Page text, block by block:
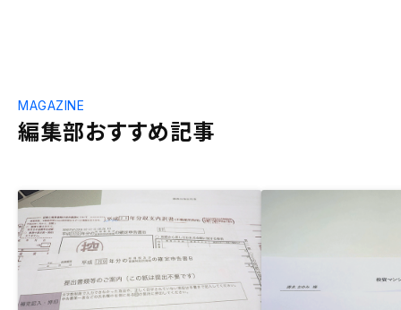
編集部おすすめ記事
MAGAZINE